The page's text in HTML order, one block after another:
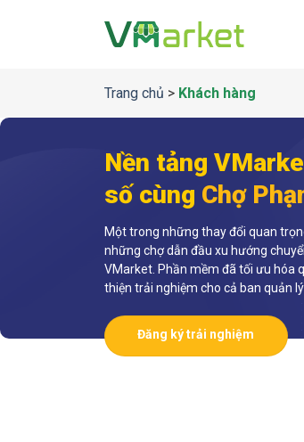
Trang chủ > Khách hàng
Nền tảng
số cùng Chợ
Một trong những thay đổi quan
những chợ dẫn đầu xu hướng
VMarket. Phần mềm đã tối ưu hóa
thiện trải nghiệm cho cả ban quản
Đăng ký trải nghiệm